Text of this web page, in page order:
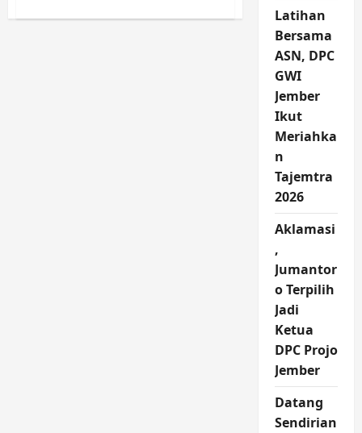
Antri,
Latihan
Bersama
ASN, DPC
GWI
Jember
Ikut
Meriahka
n
Tajemtra
2026
Aklamasi
,
Jumantor
o Terpilih
Jadi
Ketua
DPC Projo
Jember
Datang
Sendirian